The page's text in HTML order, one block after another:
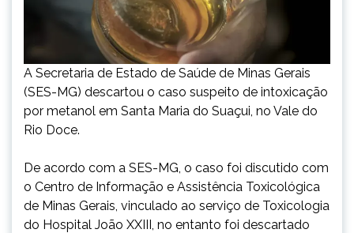
A Secretaria de Estado de Saúde de Minas Gerais
(SES-MG) descartou o caso suspeito de intoxicação
por metanol em Santa Maria do Suaçui, no Vale do
Rio Doce.
De acordo com a SES-MG, o caso foi discutido com
o Centro de Informação e Assistência Toxicológica
de Minas Gerais, vinculado ao serviço de Toxicologia
do Hospital João XXIII, no entanto foi descartado